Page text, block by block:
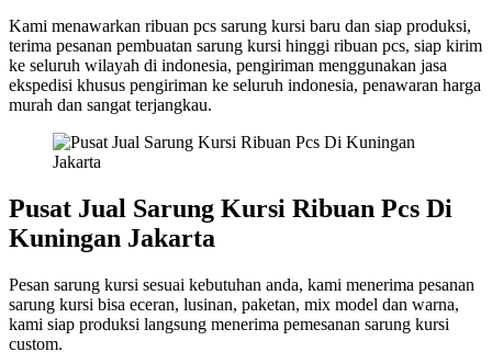
Kami menawarkan ribuan pcs sarung kursi baru dan siap produksi,
terima pesanan pembuatan sarung kursi hinggi ribuan pcs, siap kirim
ke seluruh wilayah di indonesia, pengiriman menggunakan jasa
ekspedisi khusus pengiriman ke seluruh indonesia, penawaran harga
murah dan sangat terjangkau.
Pusat Jual Sarung Kursi Ribuan Pcs Di
Kuningan Jakarta
Pesan sarung kursi sesuai kebutuhan anda, kami menerima pesanan
sarung kursi bisa eceran, lusinan, paketan, mix model dan warna,
kami siap produksi langsung menerima pemesanan sarung kursi
custom.